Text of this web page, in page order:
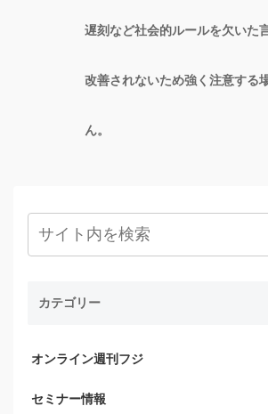
遅刻など社会的ルールを欠いた
改善されないため強く注意する
ん。
カテゴリー
オンライン週刊フジ
セミナー情報